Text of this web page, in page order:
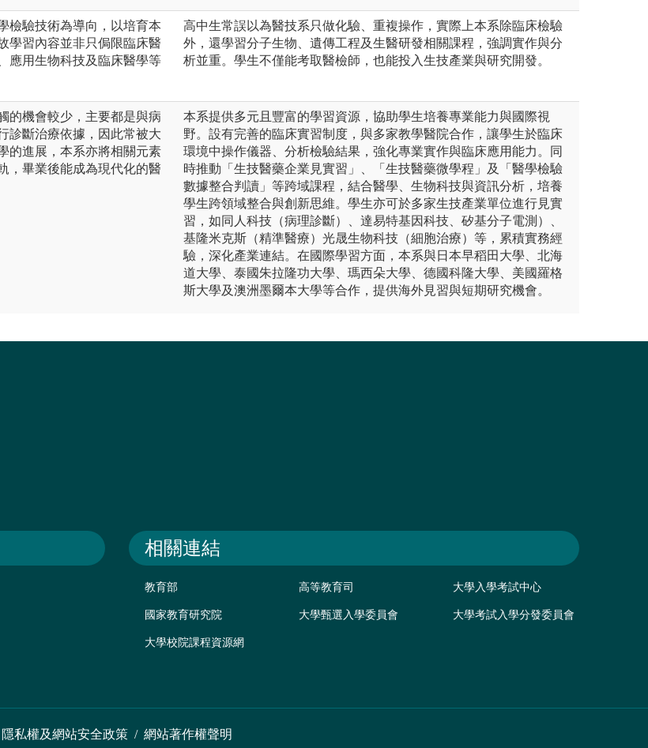
檢驗技術為導向，以培育本
學習內容並非只侷限臨床醫
應用生物科技及臨床醫學等
高中生常誤以為醫技系只做化驗、重複操作，實際上本系除臨床檢驗
外，還學習分子生物、遺傳工程及生醫研發相關課程，強調實作與分
析並重。學生不僅能考取醫檢師，也能投入生技產業與研究開發。
的機會較少，主要都是與病
診斷治療依據，因此常被大
的進展，本系亦將相關元素
，畢業後能成為現代化的醫
本系提供多元且豐富的學習資源，協助學生培養專業能力與國際視
野。設有完善的臨床實習制度，與多家教學醫院合作，讓學生於臨床
環境中操作儀器、分析檢驗結果，強化專業實作與臨床應用能力。同
時推動「生技醫藥企業見實習」、「生技醫藥微學程」及「醫學檢驗
數據整合判讀」等跨域課程，結合醫學、生物科技與資訊分析，培養
學生跨領域整合與創新思維。學生亦可於多家生技產業單位進行見實
習，如同人科技（病理診斷）、達易特基因科技、矽基分子電測）、
基隆米克斯（精準醫療）光晟生物科技（細胞治療）等，累積實務經
驗，深化產業連結。在國際學習方面，本系與日本早稻田大學、北海
道大學、泰國朱拉隆功大學、瑪西朵大學、德國科隆大學、美國羅格
斯大學及澳洲墨爾本大學等合作，提供海外見習與短期研究機會。
相關連結
教育部 高等教育司 大學入學考試中心
國家教育研究院 大學甄選入學委員會 大學考試入學分發委員會
大學校院課程資源網
隱私權及網站安全政策 / 網站著作權聲明